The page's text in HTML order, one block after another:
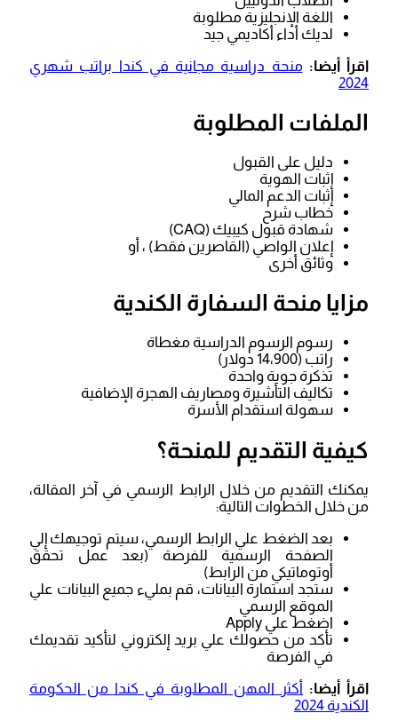
اللغة الإنجليزية مطلوبة
لديك أداء أكاديمي جيد
اقرأ أيضا: منحة دراسية مجانية في كندا براتب شهري
2024
الملفات المطلوبة
دليل على القبول
إثبات الهوية
إثبات الدعم المالي
خطاب شرح
شهادة قبول كيبيك (CAQ)
إعلان الواصي (القاصرين فقط) ، أو
وثائق أخرى
مزايا منحة السفارة الكندية
رسوم الرسوم الدراسية مغطاة
راتب (14،900 دولار)
تذكرة جوية واحدة
تكاليف التأشيرة ومصاريف الهجرة الإضافية
سهولة استقدام الأسرة
كيفية التقديم للمنحة؟
يمكنك التقديم من خلال الرابط الرسمي في آخر المقالة،
من خلال الخطوات التالية:
بعد الضغط علي الرابط الرسمي، سيتم توجيهك إلي
الصفحة الرسمية للفرصة (بعد عمل تحقق
أوتوماتيكي من الرابط)
ستجد استمارة البيانات، قم بمليء جميع البيانات علي
الموقع الرسمي
اضغط علي Apply
تأكد من حصولك علي بريد إلكتروني لتأكيد تقديمك
في الفرصة
اقرأ أيضا: أكثر المهن المطلوبة في كندا من الحكومة
الكندية 2024